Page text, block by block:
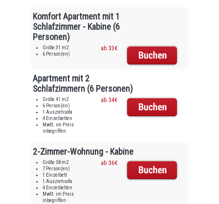
Komfort Apartment mit 1
Schlafzimmer - Kabine (6
Personen)
Größe 31 m2
6 Person(en)
ab 33€
Apartment mit 2
Schlafzimmern (6 Personen)
Größe 41 m2
6 Person(en)
1 Ausziehsofa
4 Einzelbetten
MwSt. im Preis
inbegriffen
ab 34€
2-Zimmer-Wohnung - Kabine
Größe 58 m2
7 Person(en)
1 Einzelbett
1 Ausziehsofa
4 Einzelbetten
MwSt. im Preis
inbegriffen
ab 36€